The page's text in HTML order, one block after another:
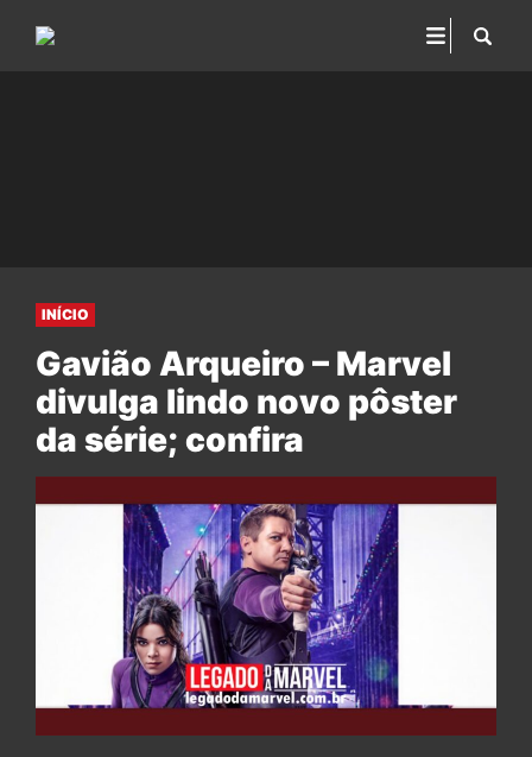
INÍCIO
Gavião Arqueiro – Marvel
divulga lindo novo pôster
da série; confira